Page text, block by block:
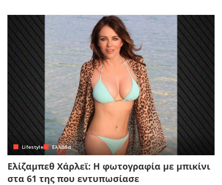
Lifestyle Ελλάδα
Ελίζαμπεθ Χάρλεϊ: Η φωτογραφία με μπικίνι
στα 61 της που εντυπωσίασε